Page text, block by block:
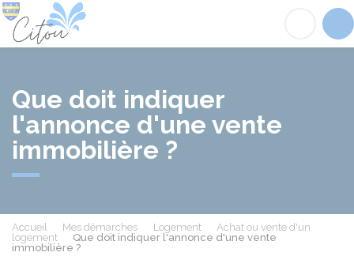
Que doit indiquer
l'annonce d'une vente
immobilière ?
Accueil Mes démarches Logement
Achat ou vente d'un
logement
Que doit indiquer l'annonce d'une vente
immobilière ?